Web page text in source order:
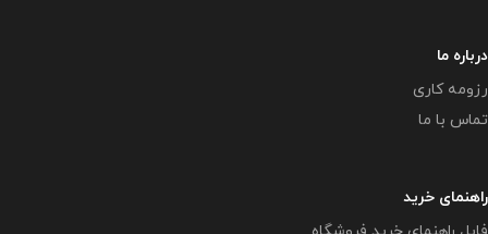
درباره ما
رزومه کاری
تماس با ما
راهنمای خرید